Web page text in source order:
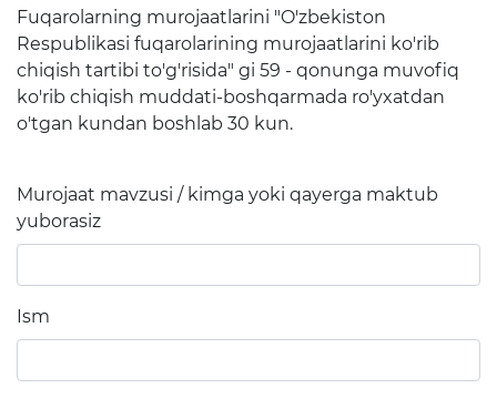
maslahat organlari
Ta'lim
Tahliliy ma'lumotlar
Hisobotlar
Fuqarolarning murojaatlarini "O'zbekiston
Respublikasi fuqarolarining murojaatlarini ko'rib
chiqish tartibi to'g'risida" gi 59 - qonunga muvofiq
ko'rib chiqish muddati-boshqarmada ro'yxatdan
o'tgan kundan boshlab 30 kun.
Murojaat mavzusi / kimga yoki qayerga maktub
yuborasiz
Ism